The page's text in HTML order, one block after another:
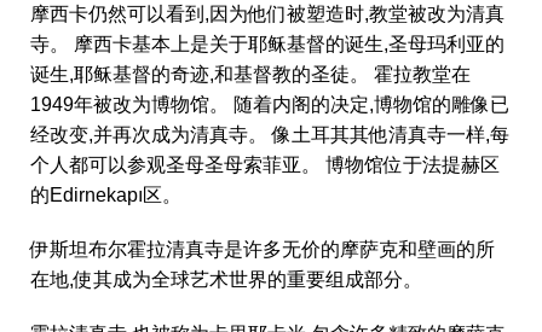
摩西卡仍然可以看到,因为他们被塑造时,教堂被改为清真
寺。 摩西卡基本上是关于耶稣基督的诞生,圣母玛利亚的
诞生,耶稣基督的奇迹,和基督教的圣徒。 霍拉教堂在
1949年被改为博物馆。 随着内阁的决定,博物馆的雕像已
经改变,并再次成为清真寺。 像土耳其其他清真寺一样,每
个人都可以参观圣母圣母索菲亚。 博物馆位于法提赫区
的Edirnekapı区。
伊斯坦布尔霍拉清真寺是许多无价的摩萨克和壁画的所
在地,使其成为全球艺术世界的重要组成部分。